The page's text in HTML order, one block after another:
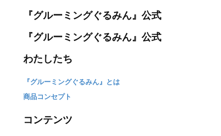
『グルーミングぐるみん』公式
『グルーミングぐるみん』公式
わたしたち
『グルーミングぐるみん』とは
商品コンセプト
コンテンツ